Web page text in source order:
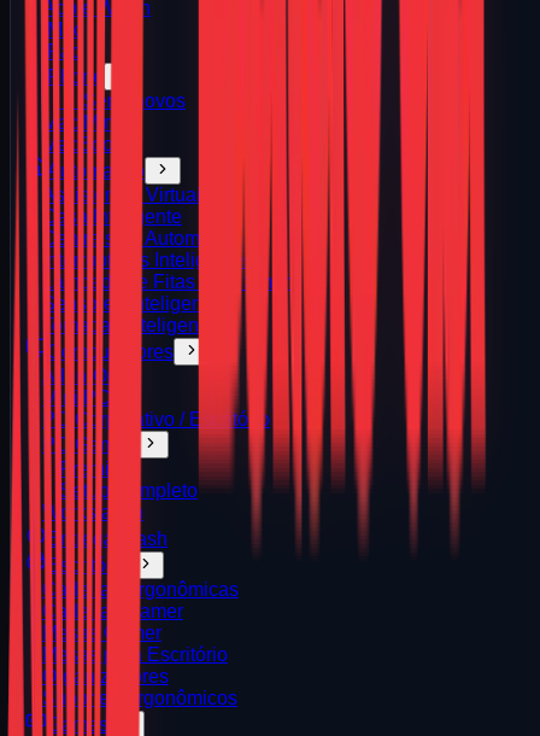
Apple Watch
iMac
iPad
iPhone
📱 Semi-novos
Mac Mini
MacBook
Automação
Assistentes Virtuais
Casa Inteligente
Centrais de Automação
Interruptores Inteligentes
Lâmpadas e Fitas LED Smart
Sensores Inteligentes
Tomadas Inteligentes
Computadores
All‑in‑One
Mini PC
PC Corporativo / Escritório
PC Gamer
Premium
Setup Completo
Workstation
Entrega Flash
Escritório
Cadeiras Ergonômicas
Cadeiras Gamer
Mesas Gamer
Mesas para Escritório
Organizadores
Suportes Ergonômicos
Games